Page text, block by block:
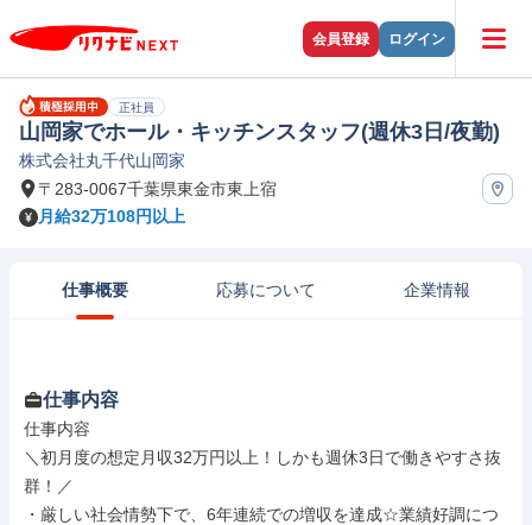
会員登録 ログイン
正社員
山岡家でホール・キッチンスタッフ(週休3日/夜勤)
株式会社丸千代山岡家
〒283-0067千葉県東金市東上宿
月給32万108円以上
仕事概要 応募について 企業情報
仕事内容
仕事内容
＼初月度の想定月収32万円以上！しかも週休3日で働きやすさ抜
群！／
・厳しい社会情勢下で、6年連続での増収を達成☆業績好調につ